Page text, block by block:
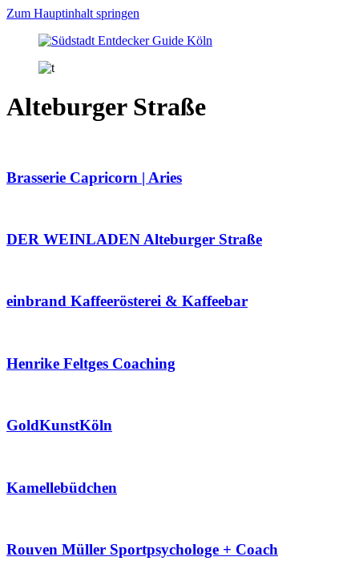
Zum Hauptinhalt springen
Alteburger Straße
Brasserie Capricorn | Aries
DER WEINLADEN Alteburger Straße
einbrand Kaffeerösterei & Kaffeebar
Henrike Feltges Coaching
GoldKunstKöln
Kamellebüdchen
Rouven Müller Sportpsychologe + Coach